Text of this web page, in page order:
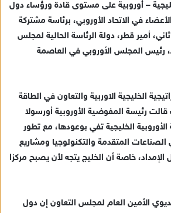
– أوروبية على مستوى قادة ورؤساء دول
في الاتحاد الأوروبي، برئاسة مشتركة
أمير قطر، دولة الرئاسة الحالية لمجلس
رئيس المجلس الأوروبي في العاصمة
الخليجية الاوربية والتعاون في الطاقة
رئيسة المفوضية الأوروبية أورسولا
الخليجية تفي بوعودها، مع تطور
الصناعات المتقدمة والتكنولوجيا ومشاريع
خاصة أن الخليج يتجه لأن يصبح مركزا
الأمين العام لمجلس التعاون إن دول